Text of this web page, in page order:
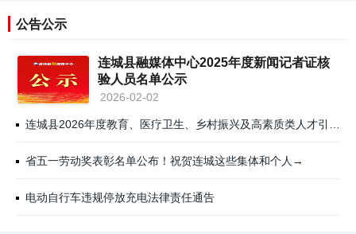
公告公示
连城县融媒体中心2025年度新闻记者证核
验人员名单公示
2026-02-02
省五一劳动奖表彰名单公布！祝贺连城这些集体和个人→
电动自行车违规停放充电法律责任通告